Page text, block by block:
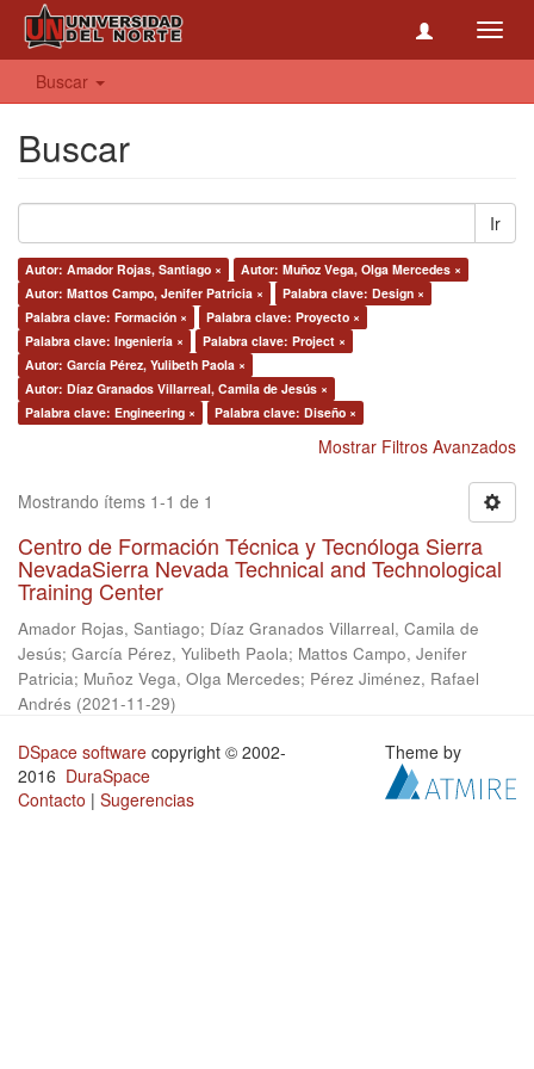
Buscar
Buscar
Ir
Autor: Amador Rojas, Santiago ×
Autor: Muñoz Vega, Olga Mercedes ×
Autor: Mattos Campo, Jenifer Patricia ×
Palabra clave: Design ×
Palabra clave: Formación ×
Palabra clave: Proyecto ×
Palabra clave: Ingeniería ×
Palabra clave: Project ×
Autor: García Pérez, Yulibeth Paola ×
Autor: Díaz Granados Villarreal, Camila de Jesús ×
Palabra clave: Engineering ×
Palabra clave: Diseño ×
Mostrar Filtros Avanzados
Mostrando ítems 1-1 de 1
Centro de Formación Técnica y Tecnóloga Sierra
NevadaSierra Nevada Technical and Technological
Training Center
Amador Rojas, Santiago; Díaz Granados Villarreal, Camila de
Jesús; García Pérez, Yulibeth Paola; Mattos Campo, Jenifer
Patricia; Muñoz Vega, Olga Mercedes; Pérez Jiménez, Rafael
Andrés (2021-11-29)
DSpace software copyright © 2002-
2016 DuraSpace
Contacto | Sugerencias
Theme by